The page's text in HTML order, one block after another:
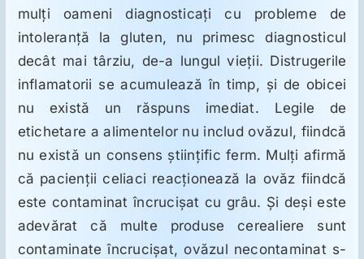
Proză utilă
mulţi oameni diagnosticaţi cu probleme de
intoleranţă la gluten, nu primesc diagnosticul
decât mai târziu, de-a lungul vieţii. Distrugerile
inflamatorii se acumulează în timp, şi de obicei
nu există un răspuns imediat. Legile de
etichetare a alimentelor nu includ ovăzul, fiindcă
nu există un consens ştiinţific ferm. Mulţi afirmă
că pacienţii celiaci reacţionează la ovăz fiindcă
este contaminat încrucişat cu grâu. Şi deşi este
adevărat că multe produse cerealiere sunt
contaminate încrucişat, ovăzul necontaminat s-